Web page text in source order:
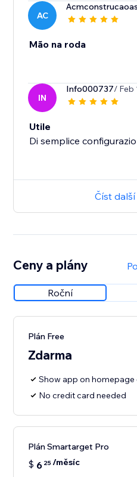
AC
Mão na roda
IN
Info000737/ Feb
Utile
Di semplice
Číst
Ceny a plány
Roční
Plán Free
Zdarma
Show app on homepage
No credit card needed
Plán Smartarget Pro
$ 6 25/měsíc